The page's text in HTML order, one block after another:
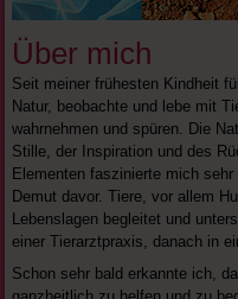
Über mich
Seit meiner frühesten Kindheit
Natur, beobachte und lebe mit
wahrnehmen und spüren. Die
Stille, der Inspiration und des
Elementen faszinierte mich
Demut davor. Tiere, vor allem
Lebenslagen begleitet und
einer Tierarztpraxis, danach in
Schon sehr bald erkannte ich,